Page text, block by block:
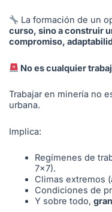
La formación de un
curso, sino a construir
compromiso,
No es cualquier
Trabajar en minería no
urbana.
Implica:
Regímenes de
7×7).
Climas extremos
Condiciones de
Y sobre todo,